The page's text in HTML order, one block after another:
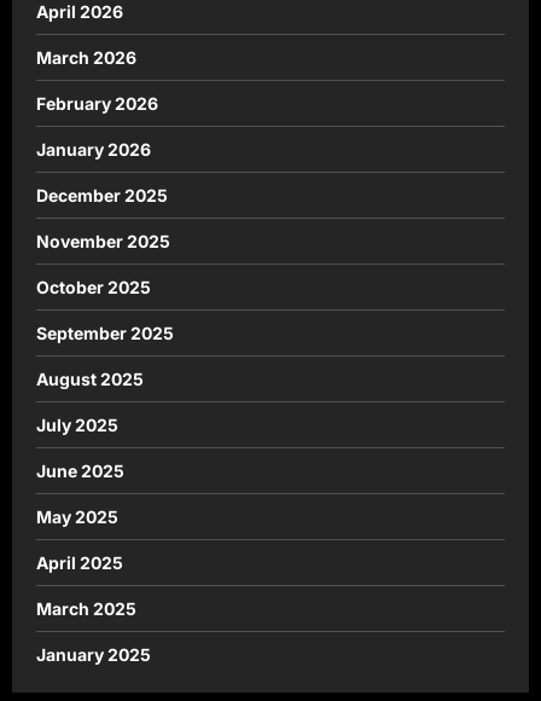
April 2026
March 2026
February 2026
January 2026
December 2025
November 2025
October 2025
September 2025
August 2025
July 2025
June 2025
May 2025
April 2025
March 2025
January 2025